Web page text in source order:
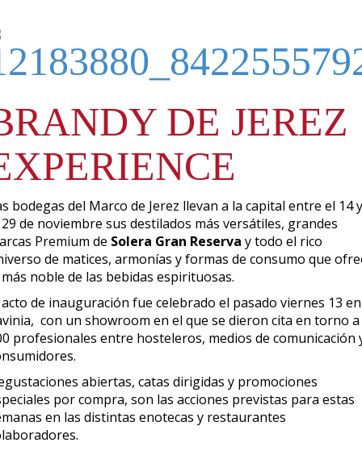
DE JEREZ
bodegas del Marco de Jerez llevan a la capital entre el 14 y
de noviembre sus destilados más versátiles, grandes
Premium de Solera Gran Reserva y todo el rico
de matices, armonías y formas de consumo que
noble de las bebidas espirituosas.
acto de inauguración fue celebrado el pasado viernes 13 en
con un showroom en el que se dieron cita en torno a
profesionales entre hosteleros, medios de comunicación
abiertas, catas dirigidas y promociones
por compra, son las acciones previstas para estas
en las distintas enotecas y restaurantes